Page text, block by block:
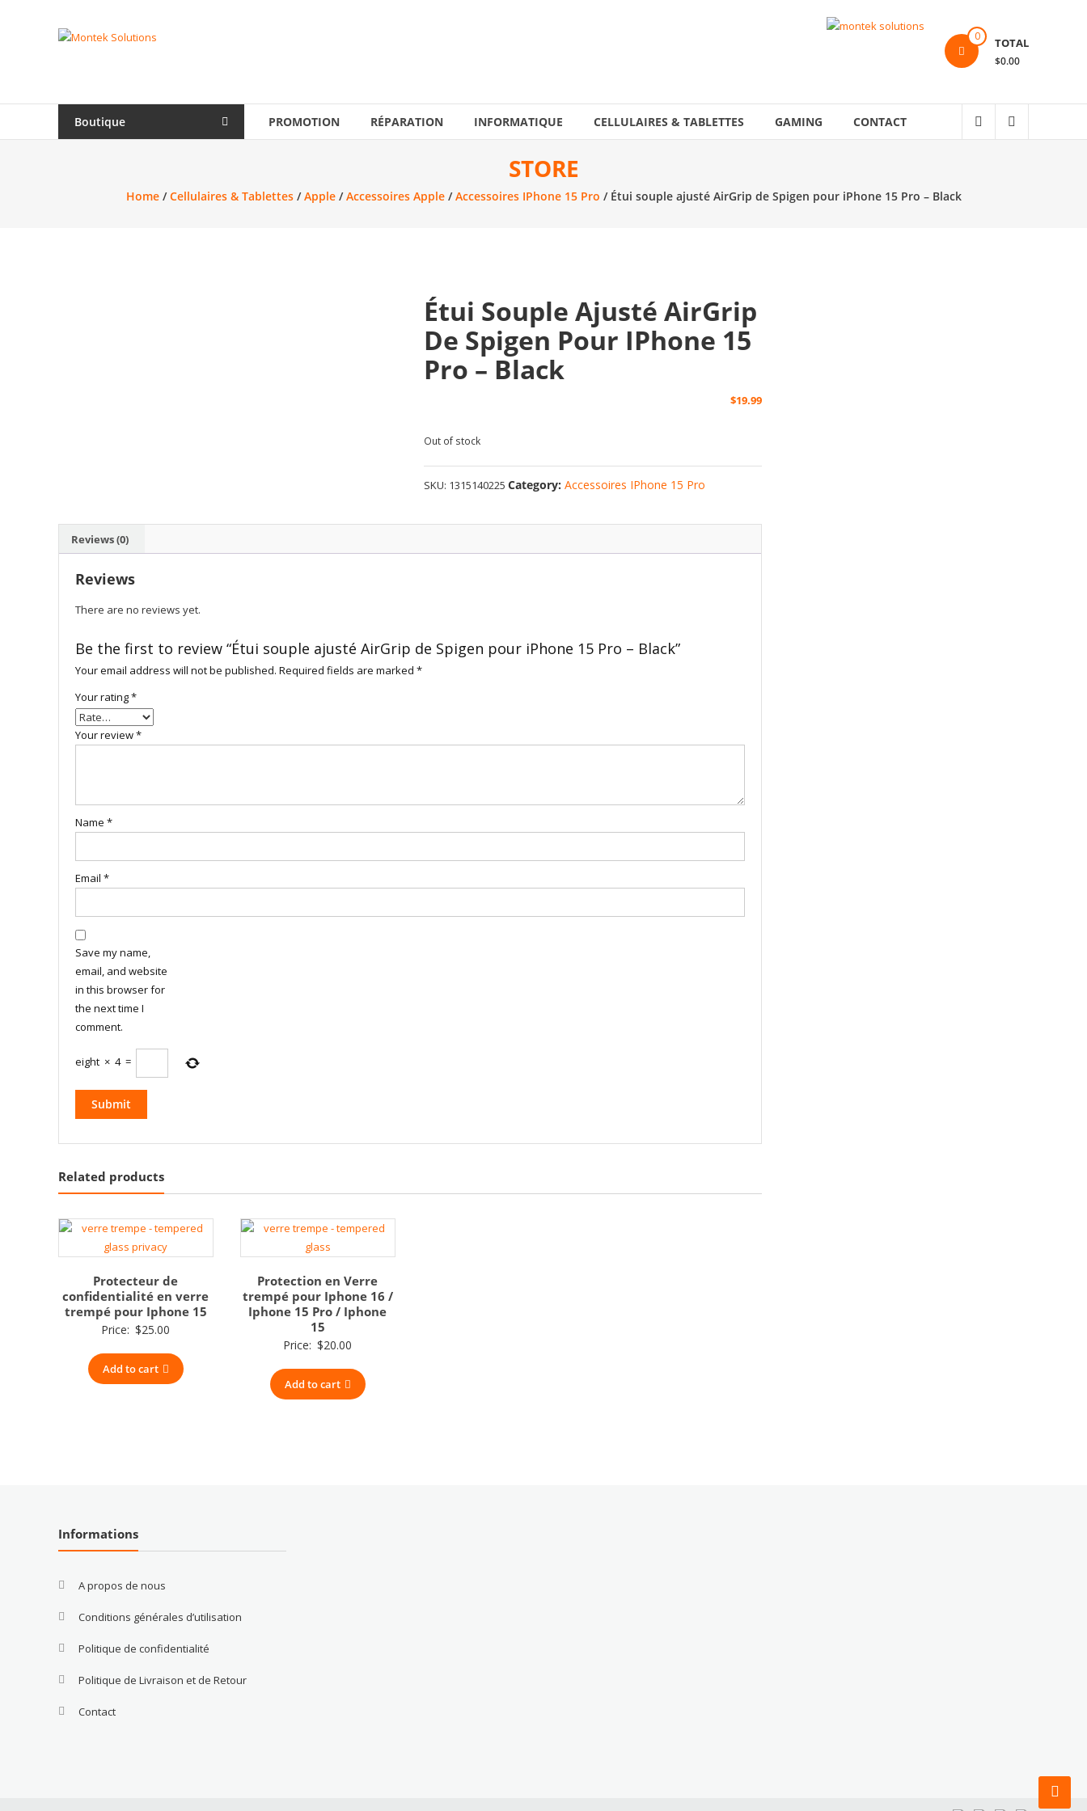
Montek
vente
0 TOTAL
$0.00
Boutique PROMOTION RÉPARATION INFORMATIQUE CELLULAIRES & TABLETTES GAMING CONTACT
STORE
Home/Cellulaires & Tablettes/Apple/Accessoires Apple/Accessoires IPhone 15 Pro / Étui souple ajusté AirGrip de Spigen pour iPhone 15 Pro – Black
Étui Souple Ajusté AirGrip
De Spigen Pour IPhone 15
Pro – Black
$19.99
Out of stock
SKU: 1315140225 Category:Accessoires IPhone 15 Pro
Reviews (0)
Reviews
There are no reviews yet.
Be the first to review “Étui souple ajusté AirGrip de Spigen pour iPhone 15 Pro – Black”
Your email address will not be published. Required fields are marked *
Your rating*
Your review*
Name *
Email *
Save my name,
email, and website
in this browser for
the next time I
comment.
eight × 4 =
Related products
Protecteur de
confidentialité en verre
trempé pour Iphone 15
Price: $25.00
Add to cart
Protection en Verre
trempé pour Iphone 16 /
Iphone 15 Pro / Iphone
15
Price: $20.00
Add to cart
Informations
A propos de nous
Conditions générales d’utilisation
Politique de confidentialité
Politique de Livraison et de Retour
Contact